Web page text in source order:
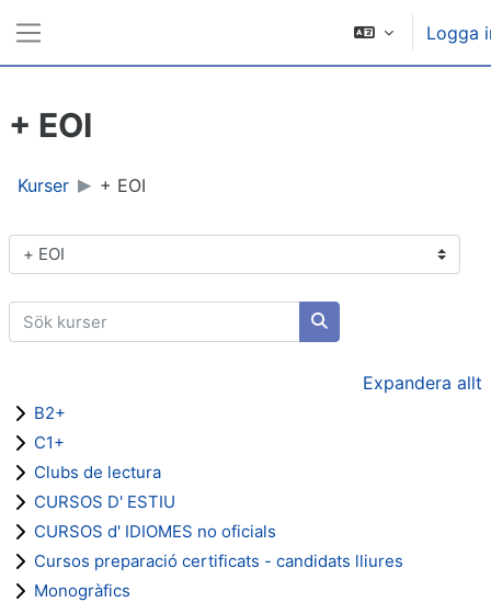
Logga
+ EOI
Kurser + EOI
Kurskategorier
Sök kurser
Sök kurser
Expandera allt
B2+
C1+
Clubs de lectura
CURSOS D' ESTIU
CURSOS d' IDIOMES no oficials
Cursos preparació certificats - candidats lliures
Monogràfics